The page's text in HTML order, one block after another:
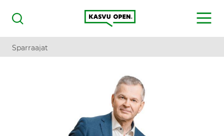
Haku
Kasvu Open
MENU
Sparraajat